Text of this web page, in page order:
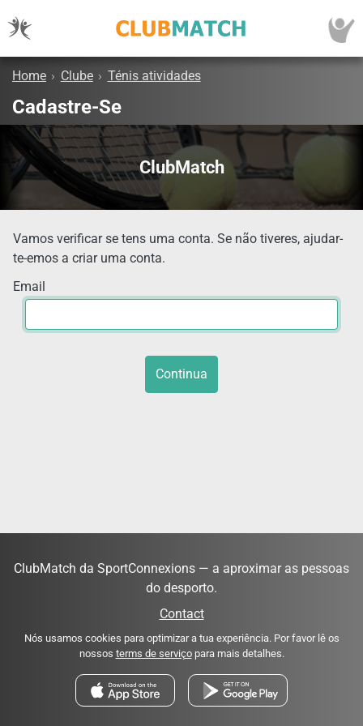
Home › Clube › Ténis atividades
Cadastre-Se
ClubMatch
Vamos verificar se tens uma conta. Se não tiveres, ajudar-
te-emos a criar uma conta.
Email
Continua
ClubMatch da SportConnexions — a aproximar as pessoas
do desporto.
Contact
Nós usamos cookies para optimizar a tua experiência. Por favor lê os
nossos terms de serviçopara mais detalhes.